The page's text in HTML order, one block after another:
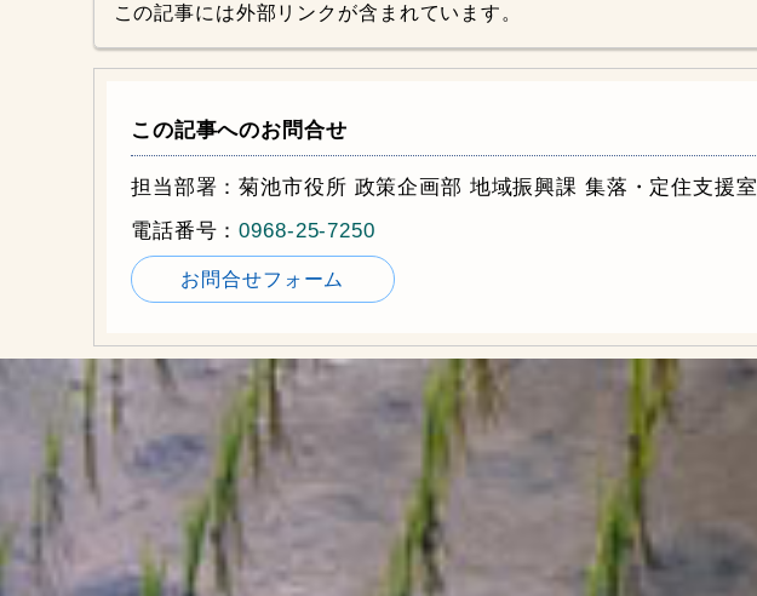
この記事には外部リンクが含まれています。
この記事へのお問合せ
担当部署：菊池市役所 政策企画部 地域振興課 集落・定住支援室
電話番号：0968-25-7250
お問合せフォーム